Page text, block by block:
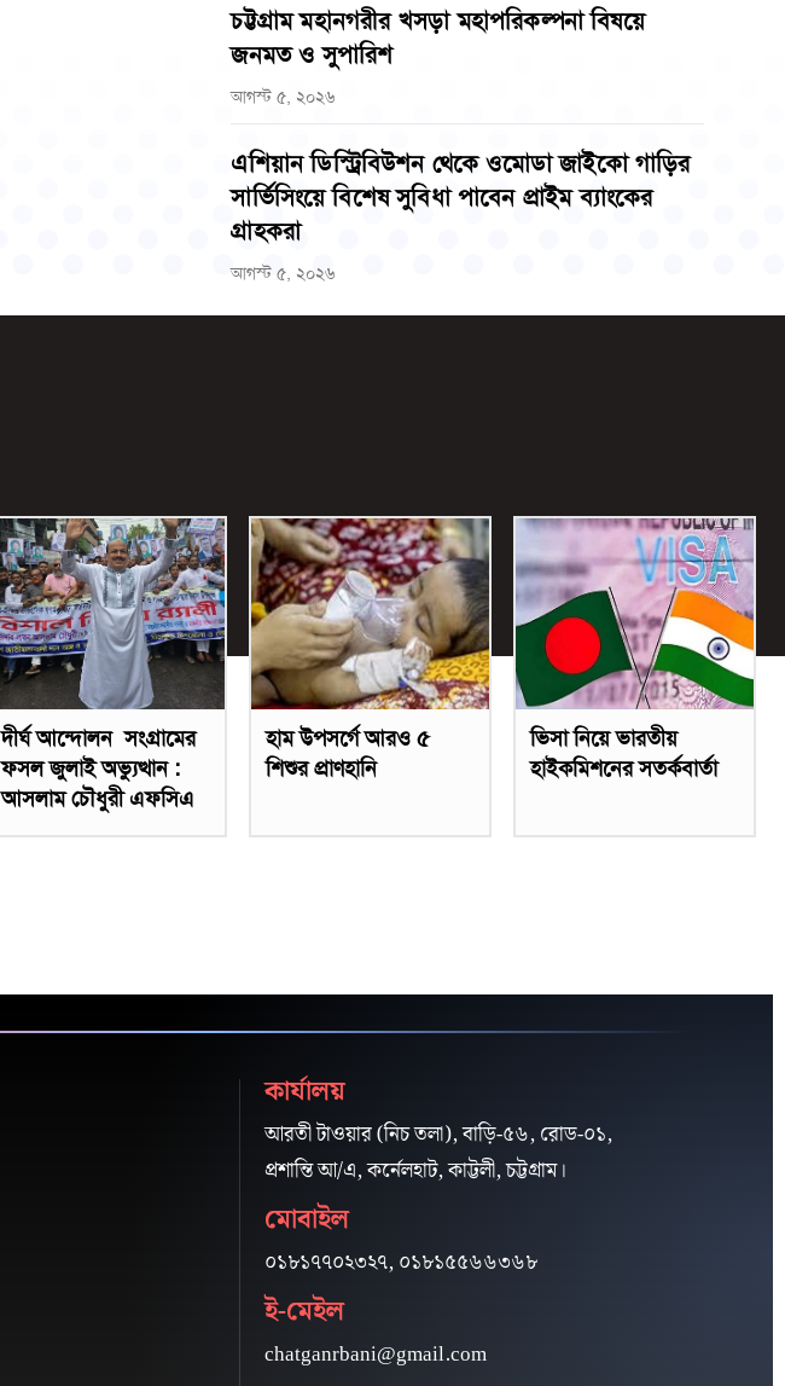
চট্টগ্রাম মহানগরীর খসড়া মহাপরিকল্পনা বিষয়ে
জনমত ও সুপারিশ
আগস্ট ৫, ২০২৬
এশিয়ান ডিস্ট্রিবিউশন থেকে ওমোডা জাইকো গাড়ির
সার্ভিসিংয়ে বিশেষ সুবিধা পাবেন প্রাইম ব্যাংকের
গ্রাহকরা
আগস্ট ৫, ২০২৬
দীর্ঘ আন্দোলন সংগ্রামের
ফসল জুলাই অভ্যুত্থান :
আসলাম চৌধুরী এফসিএ
হাম উপসর্গে আরও ৫
শিশুর প্রাণহানি
ভিসা নিয়ে ভারতীয়
হাইকমিশনের সতর্কবার্তা
কার্যালয়
আরতী টাওয়ার (নিচ তলা), বাড়ি-৫৬, রোড-০১,
প্রশান্তি আ/এ, কর্নেলহাট, কাট্টলী, চট্টগ্রাম।
মোবাইল
০১৮১৭৭০২৩২৭, ০১৮১৫৫৬৬৩৬৮
ই-মেইল
chatganrbani@gmail.com